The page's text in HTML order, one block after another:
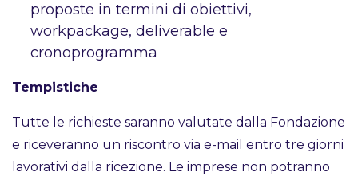
proposte in termini di obiettivi,
workpackage, deliverable e
cronoprogramma
Tempistiche
Tutte le richieste saranno valutate dalla Fondazione
e riceveranno un riscontro via e-mail entro tre giorni
lavorativi dalla ricezione. Le imprese non potranno